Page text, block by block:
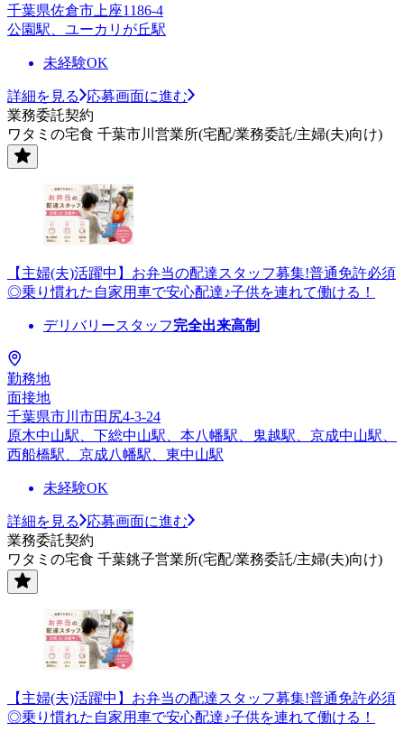
千葉県佐倉市上座1186-4
公園駅、ユーカリが丘駅
未経験OK
詳細を見る
応募画面に進む
業務委託契約
ワタミの宅食 千葉市川営業所(宅配/業務委託/主婦(夫)向け)
【主婦(夫)活躍中】お弁当の配達スタッフ募集!普通免許必須
◎乗り慣れた自家用車で安心配達♪子供を連れて働ける！
デリバリースタッフ完全出来高制
勤務地
面接地
千葉県市川市田尻4-3-24
原木中山駅、下総中山駅、本八幡駅、鬼越駅、京成中山駅、
西船橋駅、京成八幡駅、東中山駅
未経験OK
詳細を見る
応募画面に進む
業務委託契約
ワタミの宅食 千葉銚子営業所(宅配/業務委託/主婦(夫)向け)
【主婦(夫)活躍中】お弁当の配達スタッフ募集!普通免許必須
◎乗り慣れた自家用車で安心配達♪子供を連れて働ける！